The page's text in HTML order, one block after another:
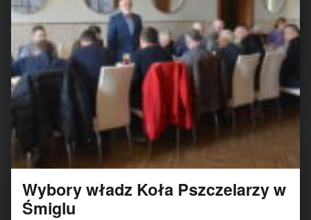
Wybory władz Koła Pszczelarzy w
Śmiglu